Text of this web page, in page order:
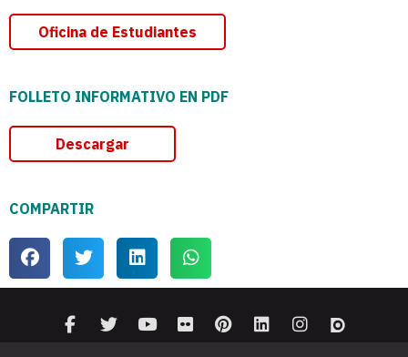
Oficina de Estudiantes
FOLLETO INFORMATIVO EN PDF
Descargar
COMPARTIR